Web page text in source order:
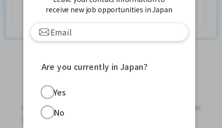
Ver mais
Jobs For Foreigners In Japan
Apply for Part-Time Jobs, Full-Time Jobs and Tokutei
Ginou Jobs!
receive new job opportunities in Japan
Are you currently in Japan?
Yes
No